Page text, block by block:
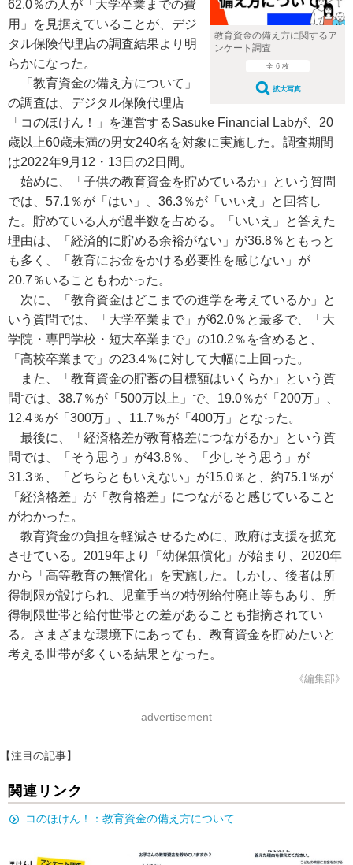
教育資金の備え方に関するア
ンケート調査
全 6 枚
拡大写真
62.0％の人が「大学卒業までの費
用」を見据えていることが、デジ
タル保険代理店の調査結果より明
らかになった。
「教育資金の備え方について」
の調査は、デジタル保険代理店
「コのほけん！」を運営するSasuke Financial Labが、20
歳以上60歳未満の男女240名を対象に実施した。調査期間
は2022年9月12・13日の2日間。
始めに、「子供の教育資金を貯めているか」という質問
では、57.1％が「はい」、36.3％が「いいえ」と回答し
た。貯めている人が過半数を占める。「いいえ」と答えた
理由は、「経済的に貯める余裕がない」が36.8％ともっと
も多く、「教育にお金をかける必要性を感じない」が
20.7％いることもわかった。
次に、「教育資金はどこまでの進学を考えているか」と
いう質問では、「大学卒業まで」が62.0％と最多で、「大
学院・専門学校・短大卒業まで」の10.2％を含めると、
「高校卒業まで」の23.4％に対して大幅に上回った。
また、「教育資金の貯蓄の目標額はいくらか」という質
問では、38.7％が「500万以上」で、19.0％が「200万」、
12.4％が「300万」、11.7％が「400万」となった。
最後に、「経済格差が教育格差につながるか」という質
問では、「そう思う」が43.8％、「少しそう思う」が
31.3％、「どちらともいえない」が15.0％と、約75.1％が
「経済格差」が「教育格差」につながると感じていること
がわかった。
教育資金の負担を軽減させるために、政府は支援を拡充
させている。2019年より「幼保無償化」が始まり、2020年
から「高等教育の無償化」を実施した。しかし、後者は所
得制限が設けられ、児童手当の特例給付廃止等もあり、所
得制限世帯と給付世帯との差があることも指摘されてい
る。さまざまな環境下にあっても、教育資金を貯めたいと
考える世帯が多くいる結果となった。
《編集部》
advertisement
【注目の記事】
関連リンク
コのほけん！：教育資金の備え方について